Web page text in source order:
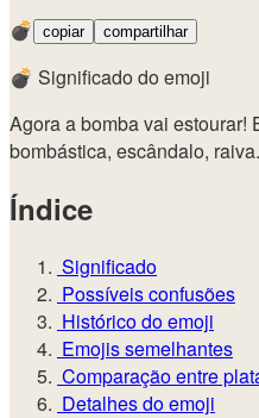
💣
copiar compartilhar
💣 Significado do emoji
Agora a bomba vai estourar!
bombástica, escândalo, raiva.
Índice
Significado
Possíveis confusões
Histórico do emoji
Emojis semelhantes
Comparação entre
Detalhes do emoji